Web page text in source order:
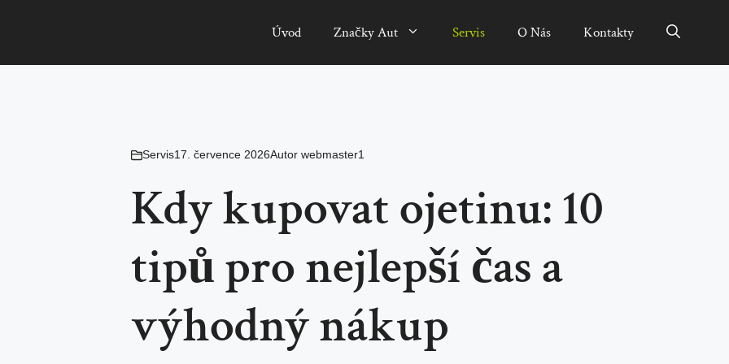
Úvod Značky Aut Servis O Nás Kontakty
Servis17. července 2026Autor webmaster1
Kdy kupovat ojetinu: 10
tipů pro nejlepší čas a
výhodný nákup